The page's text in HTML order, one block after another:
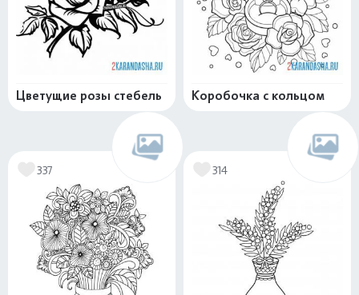
Цветущие розы стебель Коробочка с кольцом
337 314